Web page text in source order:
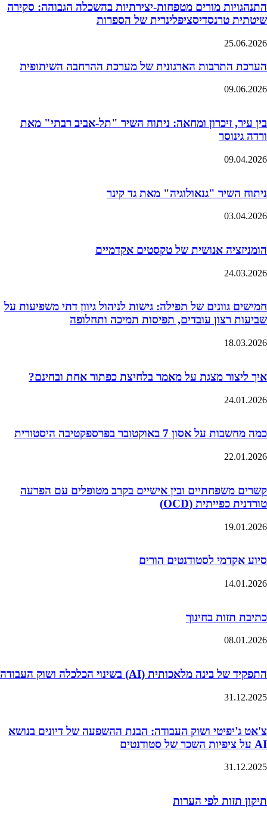
התנהגויות מורים מטפחות-יצירתיות בהשכלה הגבוהה: סקירה
שיטתית טרנסדיסציפלינרית של הספרות
25.06.2026
הערכת התרבות הארגונית של מערכת ההרחבה השיתופית
09.06.2026
בין עיר, זיכרון ומחאה: ניתוח השיר "תל-אביב רבתי" מאת
ורדה גינוסר
09.04.2026
ניתוח השיר "גנאולוגיה" מאת גד קינר
03.04.2026
הומניזציה אנושית של טקסטים אקדמיים
24.03.2026
חמישים גוונים של תפילה: גישות לניהול גיוון דתי משפיעות על
שביעות רצון עובדים, תפיסות תמיכה ותחלופה
18.03.2026
איך ליצור מצגת על מאמר בלחיצת כפתור אחת ובחינם?
24.01.2026
כמה מחשבות על אסון 7 באוקטובר בפרספקטיבה היסטורית
22.01.2026
קשרים משפחתיים ובין אישיים בקרב מטופלים עם הפרעה
טורדנית כפייתית (OCD)
19.01.2026
סיוע אקדמי לסטודנטים הורים
14.01.2026
כתיבת תזות בחינוך
08.01.2026
התפקיד של בינה מלאכותית (AI) בשינוי הכלכלה ושוק העבודה
31.12.2025
צ'אט ג'יפיטי ושוק העבודה: הבנת ההשפעה של דיונים בנושא
AI על ציפיות השכר של סטודנטים
31.12.2025
תיקון תזות לפי הערות